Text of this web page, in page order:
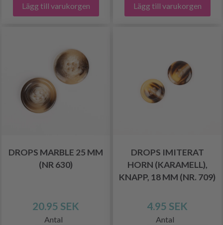
Lägg till varukorgen Lägg till varukorgen
DROPS MARBLE 25 MM
(NR 630)
20.95 SEK
Antal
DROPS IMITERAT
HORN (KARAMELL),
KNAPP, 18 MM (NR. 709)
4.95 SEK
Antal